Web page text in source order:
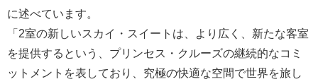
に述べています。
「2室の新しいスカイ・スイートは、より広く、新たな客室
を提供するという、プリンセス・クルーズの継続的なコミ
ットメントを表しており、究極の快適な空間で世界を旅し